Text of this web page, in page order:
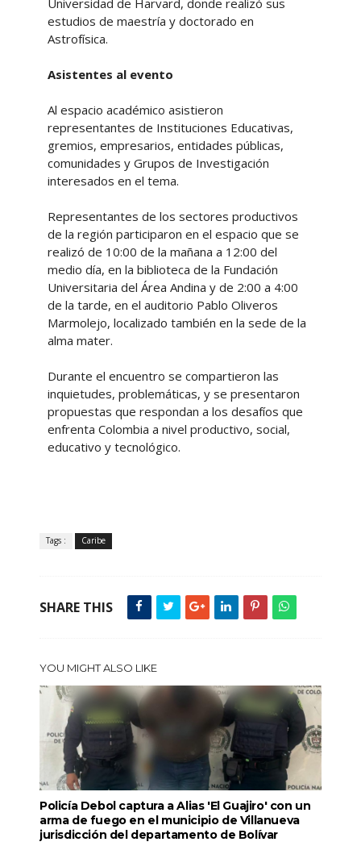
estudios de maestría y doctorado en
Astrofísica.
Asistentes al evento
Al espacio académico asistieron
representantes de Instituciones Educativas,
gremios, empresarios, entidades públicas,
comunidades y Grupos de Investigación
interesados en el tema.
Representantes de los sectores productivos
de la región participaron en el espacio que se
realizó de 10:00 de la mañana a 12:00 del
medio día, en la biblioteca de la Fundación
Universitaria del Área Andina y de 2:00 a 4:00
de la tarde, en el auditorio Pablo Oliveros
Marmolejo, localizado también en la sede de la
alma mater.
Durante el encuentro se compartieron las
inquietudes, problemáticas, y se presentaron
propuestas que respondan a los desafíos que
enfrenta Colombia a nivel productivo, social,
educativo y tecnológico.
Tags : Caribe
SHARE THIS
YOU MIGHT ALSO LIKE
Policía Debol captura a Alias 'El Guajiro' con un
arma de fuego en el municipio de Villanueva
jurisdicción del departamento de Bolívar